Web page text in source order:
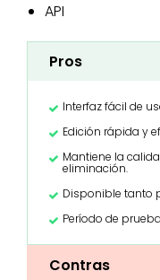
API
Pros
Interfaz fácil de
Edición rápida y
Mantiene la
eliminación.
Disponible tanto
Período de
Contras